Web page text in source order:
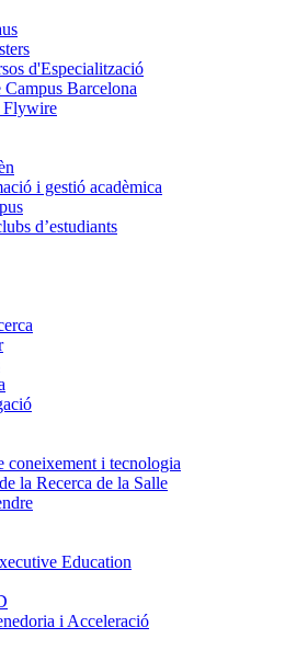
d'Especialització
Barcelona
Flywire
i gestió acadèmica
d’estudiants
coneixement i tecnologia
la Recerca de la Salle
Education
i Acceleració